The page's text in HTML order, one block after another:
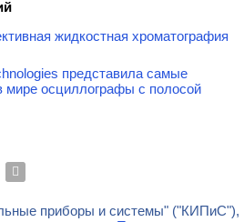
жидкостная хроматография
представила самые
мире осциллографы с полосой
приборы и системы" ("КИПиС"),